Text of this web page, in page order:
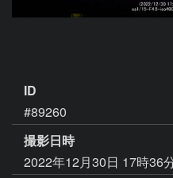
ID
#89260
撮影日時
2022年12月30日 17時36